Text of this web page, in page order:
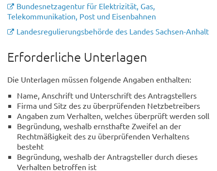
Bundesnetzagentur für Elektrizität, Gas,
Telekommunikation, Post und Eisenbahnen
Landesregulierungsbehörde des Landes Sachsen-Anhalt
Erforderliche Unterlagen
Die Unterlagen müssen folgende Angaben enthalten:
Name, Anschrift und Unterschrift des Antragstellers
Firma und Sitz des zu überprüfenden Netzbetreibers
Angaben zum Verhalten, welches überprüft werden soll
Begründung, weshalb ernsthafte Zweifel an der
Rechtmäßigkeit des zu überprüfenden Verhaltens
besteht
Begründung, weshalb der Antragsteller durch dieses
Verhalten betroffen ist